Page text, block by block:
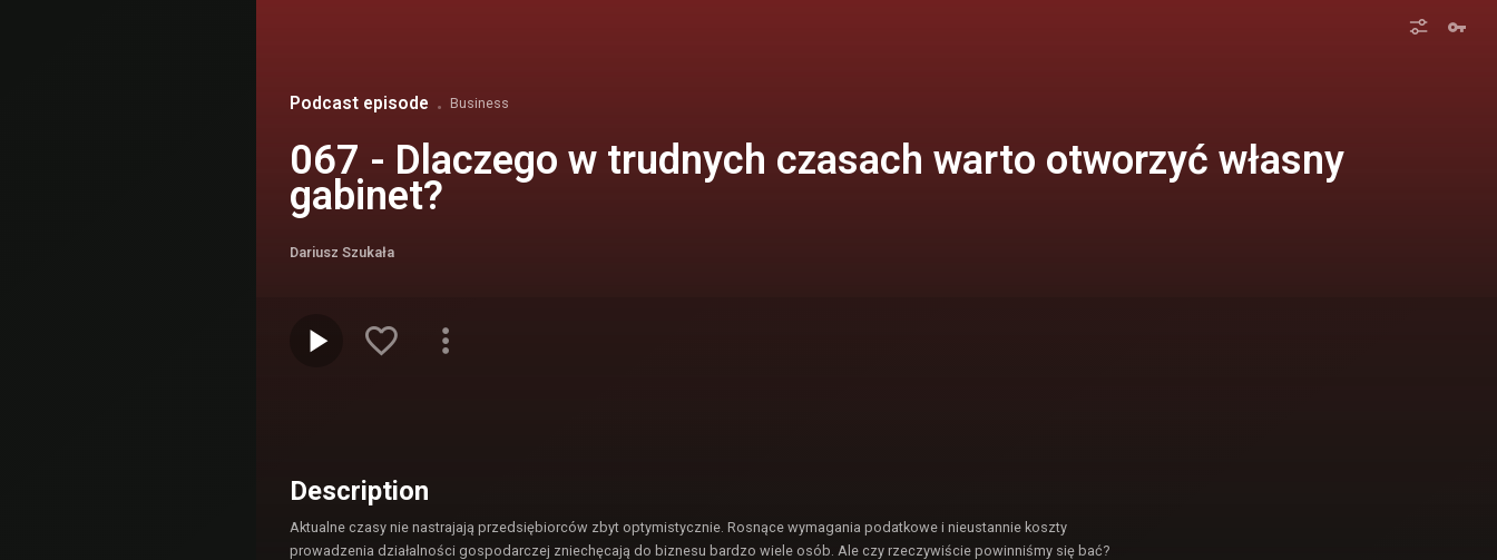
Podcast episode Business
067 - Dlaczego w trudnych czasach warto otworzyć własny
gabinet?
Dariusz Szukała
Description
Aktualne czasy nie nastrajają przedsiębiorców zbyt optymistycznie. Rosnące wymagania podatkowe i nieustannie koszty
prowadzenia działalności gospodarczej zniechęcają do biznesu bardzo wiele osób. Ale czy rzeczywiście powinniśmy się bać?